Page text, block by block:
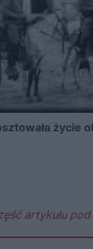
życie
artykułu